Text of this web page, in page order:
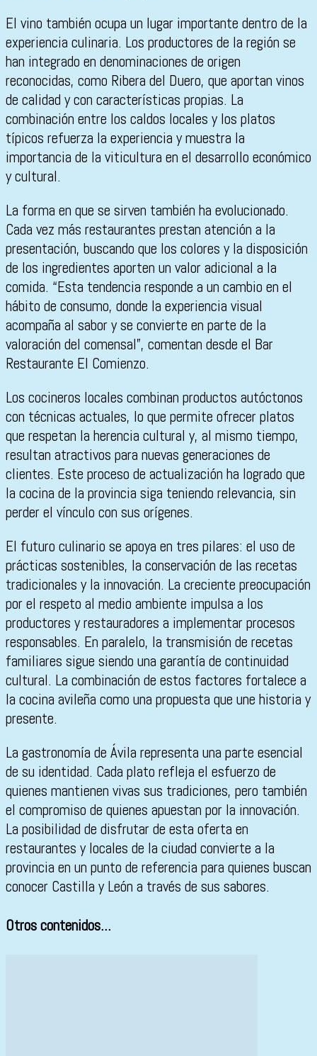
El vino también ocupa un lugar importante dentro de la
experiencia culinaria. Los productores de la región se
han integrado en denominaciones de origen
reconocidas, como Ribera del Duero, que aportan vinos
de calidad y con características propias. La
combinación entre los caldos locales y los platos
típicos refuerza la experiencia y muestra la
importancia de la viticultura en el desarrollo económico
y cultural.
La forma en que se sirven también ha evolucionado.
Cada vez más restaurantes prestan atención a la
presentación, buscando que los colores y la disposición
de los ingredientes aporten un valor adicional a la
comida. “Esta tendencia responde a un cambio en el
hábito de consumo, donde la experiencia visual
acompaña al sabor y se convierte en parte de la
valoración del comensal”, comentan desde el Bar
Restaurante El Comienzo.
Los cocineros locales combinan productos autóctonos
con técnicas actuales, lo que permite ofrecer platos
que respetan la herencia cultural y, al mismo tiempo,
resultan atractivos para nuevas generaciones de
clientes. Este proceso de actualización ha logrado que
la cocina de la provincia siga teniendo relevancia, sin
perder el vínculo con sus orígenes.
El futuro culinario se apoya en tres pilares: el uso de
prácticas sostenibles, la conservación de las recetas
tradicionales y la innovación. La creciente preocupación
por el respeto al medio ambiente impulsa a los
productores y restauradores a implementar procesos
responsables. En paralelo, la transmisión de recetas
familiares sigue siendo una garantía de continuidad
cultural. La combinación de estos factores fortalece a
la cocina avileña como una propuesta que une historia y
presente.
La gastronomía de Ávila representa una parte esencial
de su identidad. Cada plato refleja el esfuerzo de
quienes mantienen vivas sus tradiciones, pero también
el compromiso de quienes apuestan por la innovación.
La posibilidad de disfrutar de esta oferta en
restaurantes y locales de la ciudad convierte a la
provincia en un punto de referencia para quienes buscan
conocer Castilla y León a través de sus sabores.
Otros contenidos...